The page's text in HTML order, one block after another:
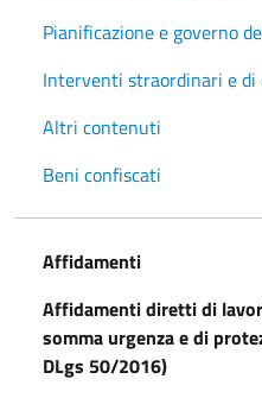
Pianificazione e governo
Interventi straordinari e di
Altri contenuti
Beni confiscati
Affidamenti
Affidamenti diretti di
somma urgenza e di
DLgs 50/2016)